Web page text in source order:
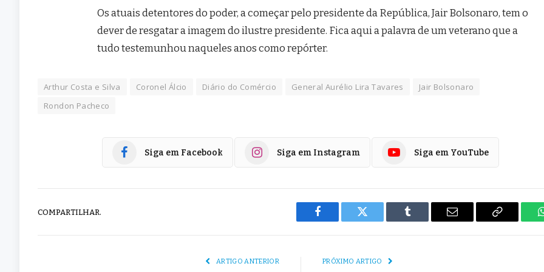
Os atuais detentores do poder, a começar pelo presidente da República, Jair Bolsonaro, tem o
dever de resgatar a imagem do ilustre presidente. Fica aqui a palavra de um veterano que a
tudo testemunhou naqueles anos como repórter.
Arthur Costa e Silva Coronel Álcio Diário do Comércio General Aurélio Lira Tavares
Jair Bolsonaro
Rondon Pacheco
Siga em Facebook Siga em Instagram Siga em YouTube
COMPARTILHAR.
Facebook Twitter Tumblr
E-
Copiar
ARTIGO ANTERIOR PRÓXIMO ARTIGO